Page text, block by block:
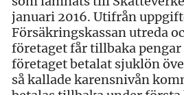
januari 2016. Utifrån
Försäkringskassan utreda
företaget får tillbaka pengar
företaget betalat sjuklön
så kallade karensnivån